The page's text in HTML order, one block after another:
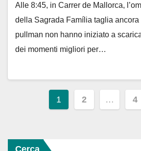
Alle 8:45, in Carrer de Mallorca,
della Sagrada Família taglia ancora
pullman non hanno iniziato a
dei momenti migliori per…
Paginazione
articoli
1 2 … 4